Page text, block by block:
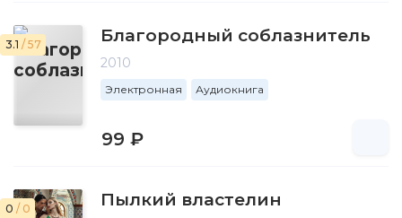
3.1 / 57 Благородный соблазнитель
2010
Электронная Аудиокнига
99 ₽
0 / 0 Пылкий властелин